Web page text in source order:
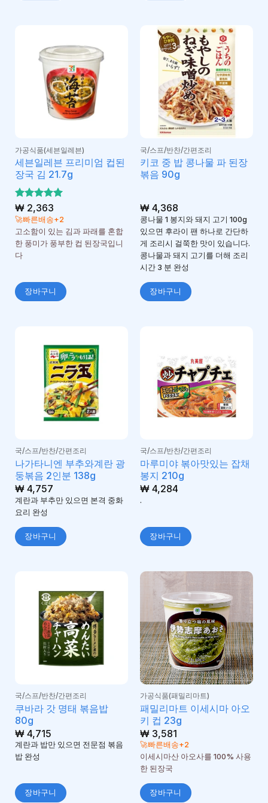
가공식품(세븐일레븐)
세븐일레븐 프리미엄 컵된
장국 김 21.7g
5 중에서
5로 평가
됨
₩2,363
🚀빠른배송+2
고소함이 있는 김과 파래를 혼합
한 풍미가 풍부한 컵 된장국입니
다
장바구니
국/스프/반찬/간편조리
키코 중 밥 콩나물 파 된장
볶음 90g
₩4,368
콩나물 1 봉지와 돼지 고기 100g
있으면 후라이 팬 하나로 간단하
게 조리시 걸쭉한 맛이 있습니다.
콩나물과 돼지 고기를 더해 조리
시간 3 분 완성
장바구니
국/스프/반찬/간편조리
나가타니엔 부추와계란 광
둥볶음 2인분 138g
₩4,757
계란과 부추만 있으면 본격 중화
요리 완성
장바구니
국/스프/반찬/간편조리
마루미야 볶아맛있는 잡채
봉지 210g
₩4,284
.
장바구니
국/스프/반찬/간편조리
쿠바라 갓 명태 볶음밥
80g
₩4,715
계란과 밥만 있으면 전문점 볶음
밥 완성
장바구니
가공식품(패밀리마트)
패밀리마트 이세시마 아오
키 컵 23g
₩3,581
🚀빠른배송+2
이세시마산 아오사를 100% 사용
한 된장국
장바구니